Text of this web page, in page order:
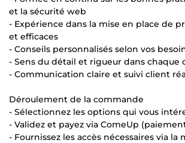
et la sécurité web
- Expérience dans la mise en place de
et efficaces
- Conseils personnalisés selon vos
- Sens du détail et rigueur dans chaque
- Communication claire et suivi client
Déroulement de la commande
- Sélectionnez les options qui vous
- Validez et payez via ComeUp
- Fournissez les accès nécessaires via la